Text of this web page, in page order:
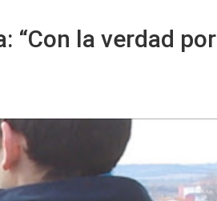
“Con la verdad por